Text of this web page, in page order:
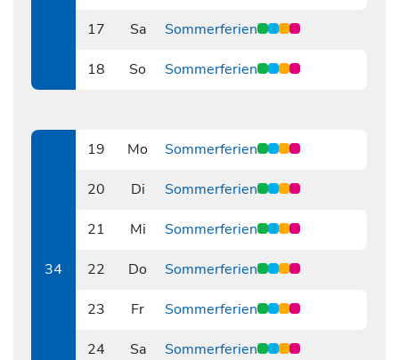
17
Sa Sommerferien
18
So Sommerferien
34
19
Mo Sommerferien
20
Di Sommerferien
21
Mi Sommerferien
22
Do Sommerferien
23
Fr Sommerferien
24
Sa Sommerferien